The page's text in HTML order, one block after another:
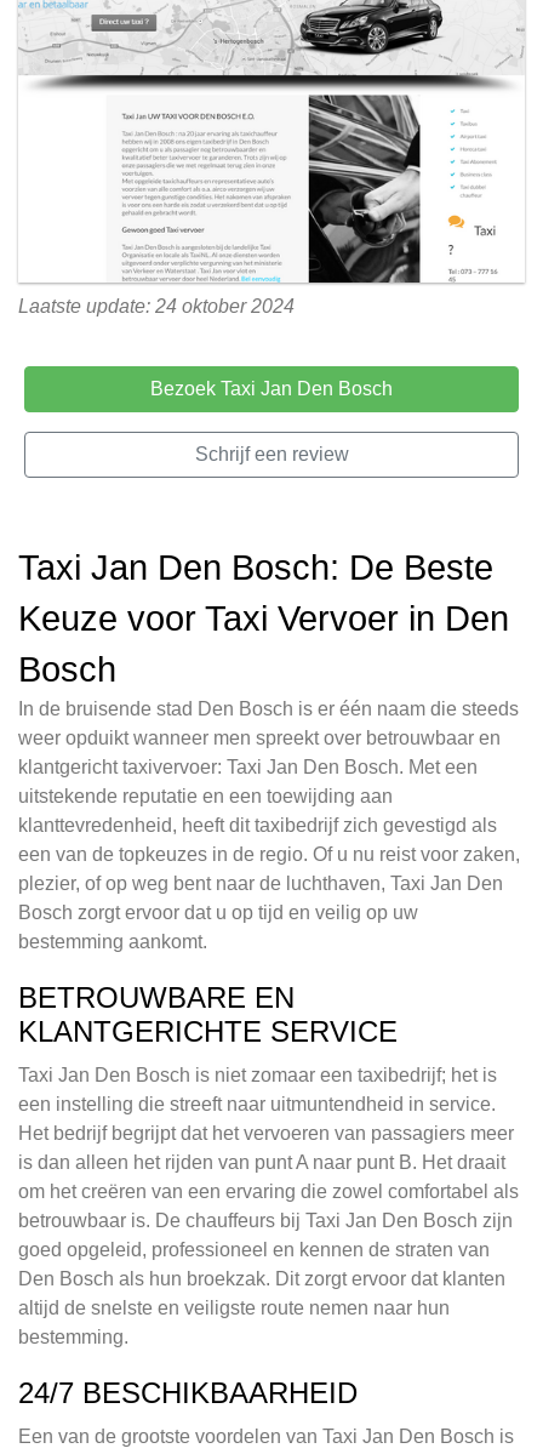
Laatste update: 24 oktober 2024
Bezoek Taxi Jan Den Bosch
Schrijf een review
Taxi Jan Den Bosch: De Beste
Keuze voor Taxi Vervoer in Den
Bosch
In de bruisende stad Den Bosch is er één naam die steeds
weer opduikt wanneer men spreekt over betrouwbaar en
klantgericht taxivervoer: Taxi Jan Den Bosch. Met een
uitstekende reputatie en een toewijding aan
klanttevredenheid, heeft dit taxibedrijf zich gevestigd als
een van de topkeuzes in de regio. Of u nu reist voor zaken,
plezier, of op weg bent naar de luchthaven, Taxi Jan Den
Bosch zorgt ervoor dat u op tijd en veilig op uw
bestemming aankomt.
BETROUWBARE EN
KLANTGERICHTE SERVICE
Taxi Jan Den Bosch is niet zomaar een taxibedrijf; het is
een instelling die streeft naar uitmuntendheid in service.
Het bedrijf begrijpt dat het vervoeren van passagiers meer
is dan alleen het rijden van punt A naar punt B. Het draait
om het creëren van een ervaring die zowel comfortabel als
betrouwbaar is. De chauffeurs bij Taxi Jan Den Bosch zijn
goed opgeleid, professioneel en kennen de straten van
Den Bosch als hun broekzak. Dit zorgt ervoor dat klanten
altijd de snelste en veiligste route nemen naar hun
bestemming.
24/7 BESCHIKBAARHEID
Een van de grootste voordelen van Taxi Jan Den Bosch is